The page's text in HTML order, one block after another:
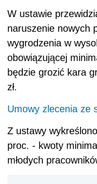
W ustawie
naruszenie nowych
wygrodzenia w
obowiązującej
będzie grozić kara
zł.
Umowy zlecenia ze
Z ustawy
proc. - kwoty
młodych